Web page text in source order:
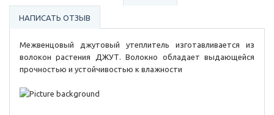
НАПИСАТЬ ОТЗЫВ
Межвенцовый джутовый утеплитель изготавливается из
волокон растения ДЖУТ. Волокно обладает выдающейся
прочностью и устойчивостью к влажности